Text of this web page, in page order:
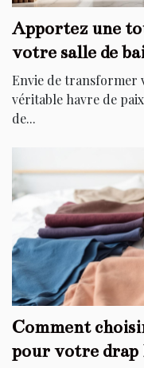
Apportez une
votre salle de
élégants
Envie de transformer
véritable havre de
de...
Comment
pour votre drap